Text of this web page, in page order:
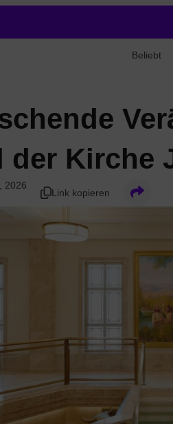
Beliebt
der Kirche
2026
Link kopieren